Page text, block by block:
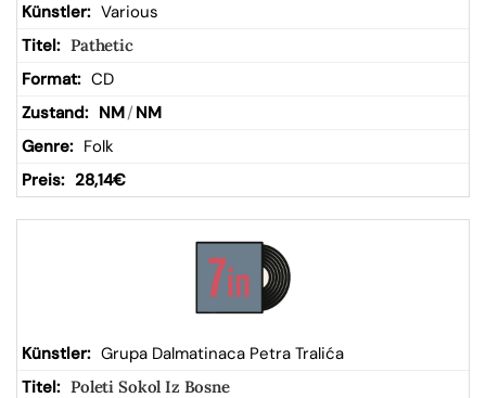
Various
Pathetic
CD
NM/ NM
Folk
28,14€
Grupa Dalmatinaca Petra Tralića
Poleti Sokol Iz Bosne